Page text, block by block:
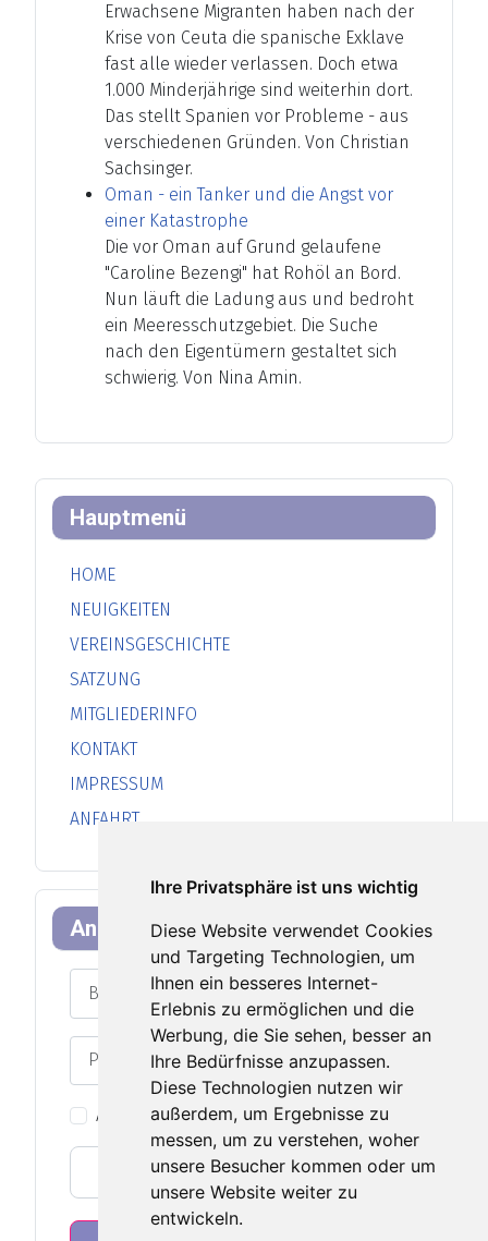
Ihre Privatsphäre ist uns wichtig
Diese Website verwendet Cookies
und Targeting Technologien, um
Ihnen ein besseres Internet-
Erlebnis zu ermöglichen und die
Werbung, die Sie sehen, besser an
Ihre Bedürfnisse anzupassen.
Diese Technologien nutzen wir
außerdem, um Ergebnisse zu
messen, um zu verstehen, woher
unsere Besucher kommen oder um
unsere Website weiter zu
entwickeln.
Hauptmenü
HOME
NEUIGKEITEN
VEREINSGESCHICHTE
SATZUNG
MITGLIEDERINFO
KONTAKT
IMPRESSUM
ANFAHRT
Anmeldeformular
Benutzername
Passwort
Angemeldet bleiben
Web-Authentifizierung
Erwachsene Migranten haben nach der
Krise von Ceuta die spanische Exklave
fast alle wieder verlassen. Doch etwa
1.000 Minderjährige sind weiterhin dort.
Das stellt Spanien vor Probleme - aus
verschiedenen Gründen. Von Christian
Sachsinger.
Oman - ein Tanker und die Angst vor
einer Katastrophe
Die vor Oman auf Grund gelaufene
"Caroline Bezengi" hat Rohöl an Bord.
Nun läuft die Ladung aus und bedroht
ein Meeresschutzgebiet. Die Suche
nach den Eigentümern gestaltet sich
schwierig. Von Nina Amin.